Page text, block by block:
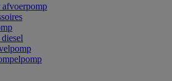
afvoerpomp